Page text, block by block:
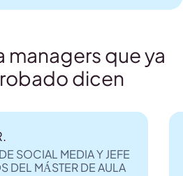
managers que ya
dicen
SOCIAL MEDIA Y JEFE
DEL MÁSTER DE AULA